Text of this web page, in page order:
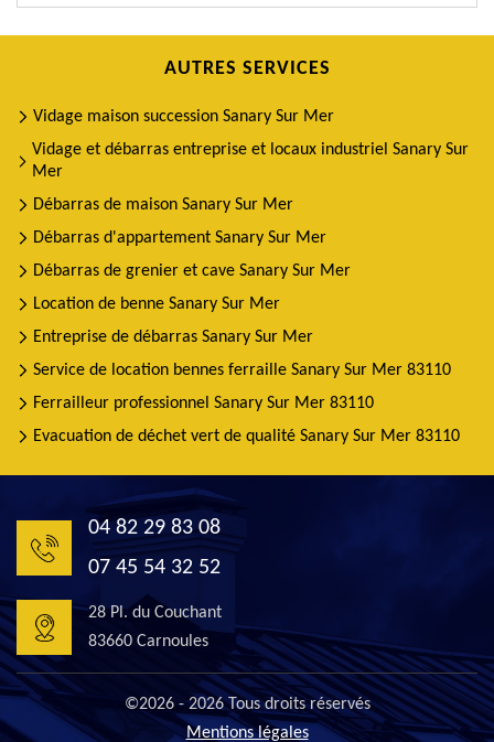
AUTRES SERVICES
Vidage maison succession Sanary Sur Mer
Vidage et débarras entreprise et locaux industriel Sanary Sur
Mer
Débarras de maison Sanary Sur Mer
Débarras d'appartement Sanary Sur Mer
Débarras de grenier et cave Sanary Sur Mer
Location de benne Sanary Sur Mer
Entreprise de débarras Sanary Sur Mer
Service de location bennes ferraille Sanary Sur Mer 83110
Ferrailleur professionnel Sanary Sur Mer 83110
Evacuation de déchet vert de qualité Sanary Sur Mer 83110
04 82 29 83 08
07 45 54 32 52
28 Pl. du Couchant
83660 Carnoules
©2026 - 2026 Tous droits réservés
Mentions légales